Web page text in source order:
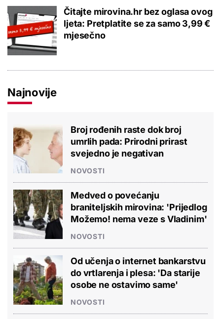
Čitajte mirovina.hr bez oglasa ovog
ljeta: Pretplatite se za samo 3,99 €
mjesečno
Najnovije
Broj rođenih raste dok broj
umrlih pada: Prirodni prirast
svejedno je negativan
NOVOSTI
Medved o povećanju
braniteljskih mirovina: 'Prijedlog
Možemo! nema veze s Vladinim'
NOVOSTI
Od učenja o internet bankarstvu
do vrtlarenja i plesa: 'Da starije
osobe ne ostavimo same'
NOVOSTI